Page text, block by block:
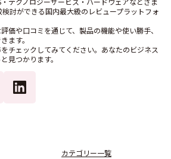
討ができる国内最大級のレビュープラットフォ
価や口コミを通じて、製品の機能や使い勝手、
ます。
チェックしてみてください。あなたのビジネス
見つかります。
カテゴリー一覧